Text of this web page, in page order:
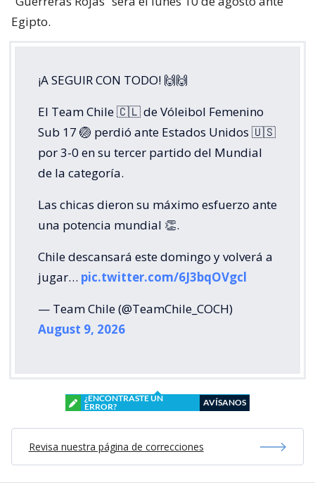
Egipto.
¡A SEGUIR CON TODO! 🙌🙌
El Team Chile 🇨🇱 de Vóleibol Femenino
Sub 17 🏐 perdió ante Estados Unidos 🇺🇸
por 3-0 en su tercer partido del Mundial
de la categoría.
Las chicas dieron su máximo esfuerzo ante
una potencia mundial 👏.
Chile descansará este domingo y volverá a
jugar… pic.twitter.com/6J3bqOVgcl
— Team Chile (@TeamChile_COCH)
August 9, 2026
¿ENCONTRASTE UN
ERROR?
AVÍSANOS
Revisa nuestra página de correcciones